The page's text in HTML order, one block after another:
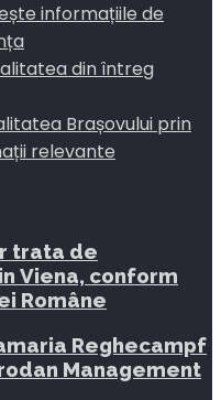
informațiile de
din întreg
Brașovului prin
relevante
trata de
Viena, conform
Române
Reghecampf
Management